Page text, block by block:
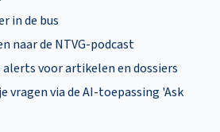
in de bus
naar de NTVG-podcast
voor artikelen en dossiers
vragen via de AI-toepassing 'Ask